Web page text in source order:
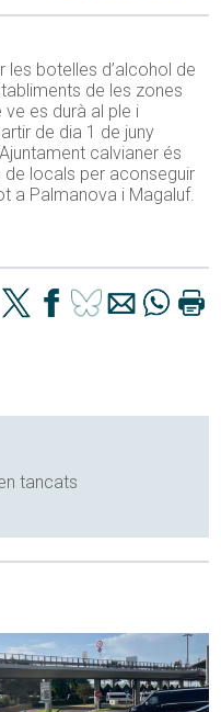
les botelles d’alcohol de
de les zones
ve es durà al ple i
de dia 1 de juny
calvianer és
de locals per aconseguir
a Palmanova i Magaluf.
tancats